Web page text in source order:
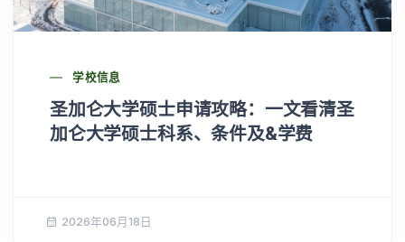
学校信息
圣加仑大学硕士申请攻略：一文看清圣
加仑大学硕士科系、条件及&学费
2026年06月18日